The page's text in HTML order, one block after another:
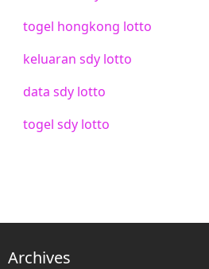
togel hongkong lotto
keluaran sdy lotto
data sdy lotto
togel sdy lotto
Archives